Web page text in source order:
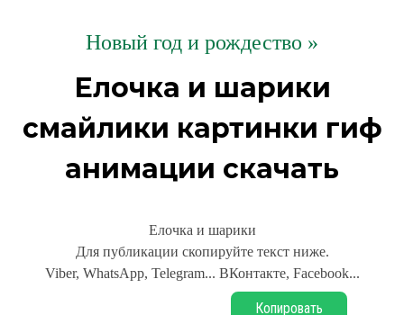
Новый год и рождество »
Елочка и шарики
смайлики картинки гиф
анимации скачать
Елочка и шарики
Для публикации скопируйте текст ниже.
Viber, WhatsApp, Telegram... ВКонтакте, Facebook...
Копировать